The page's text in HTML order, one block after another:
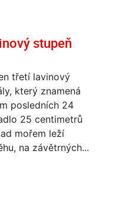
stupeň
třetí lavinový
který znamená
posledních 24
25 centimetrů
mořem leží
na závětrných...